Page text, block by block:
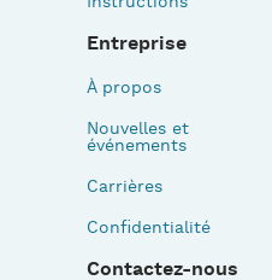
Entreprise
À propos
Nouvelles et
événements
Carrières
Confidentialité
Contactez-nous